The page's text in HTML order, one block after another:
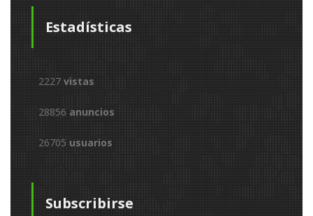
Estadísticas
2227 vistas
28856 anuncios
26705 usuarios
Subscribirse